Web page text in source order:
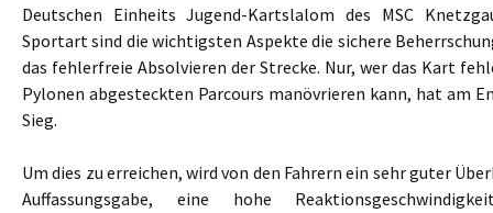
Deutschen Einheits Jugend-Kartslalom des MSC
Sportart sind die wichtigsten Aspekte die sichere
das fehlerfreie Absolvieren der Strecke. Nur, wer das Kart
Pylonen abgesteckten Parcours manövrieren kann, hat am
Sieg.
Um dies zu erreichen, wird von den Fahrern ein sehr guter
Auffassungsgabe, eine hohe